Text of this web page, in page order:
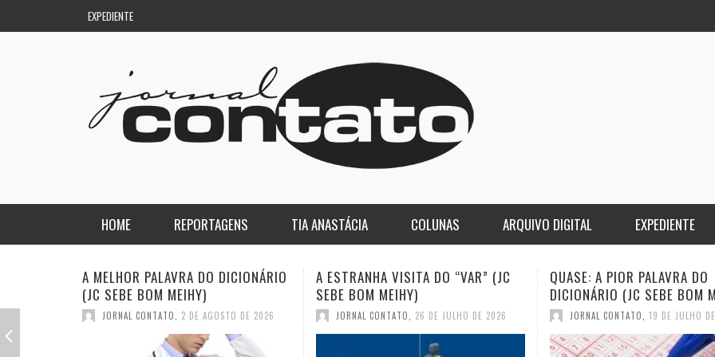
EXPEDIENTE
HOME REPORTAGENS
REGIONAL
TIA ANASTÁCIA COLUNAS
DE PASSAGEM
ARQUIVO DIGITAL EXPEDIENTE
A ESTRANHA VISITA DO “VAR” (JC
SEBE BOM MEIHY)
JORNAL CONTATO , 26 DE JULHO DE 2026
QUASE: A PIOR PALAVRA DO
DICIONÁRIO (JC SEBE BOM MEIHY)
JORNAL CONTATO , 19 DE JULHO DE 2026
A DEMOCRACIA
GASPARI)
JORNAL CONTATO , 12 DE JULHO